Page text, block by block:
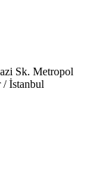
Sk. Metropol
İstanbul